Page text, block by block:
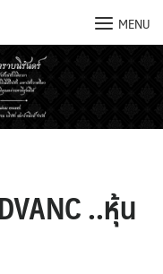
MENU
..หุ้น